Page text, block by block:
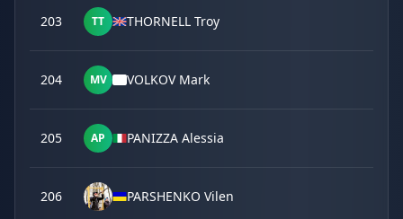
203 TT THORNELL Troy
204 MV VOLKOV Mark
205 AP PANIZZA Alessia
206 PARSHENKO Vilen